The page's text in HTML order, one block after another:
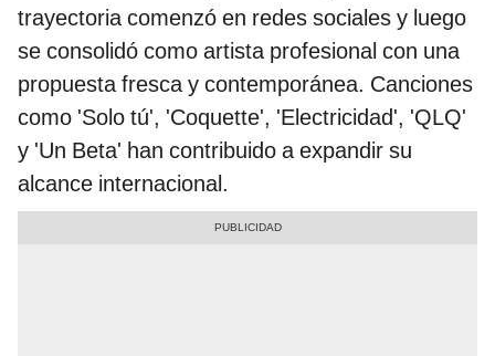
trayectoria comenzó en redes sociales y luego
se consolidó como artista profesional con una
propuesta fresca y contemporánea. Canciones
como 'Solo tú', 'Coquette', 'Electricidad', 'QLQ'
y 'Un Beta' han contribuido a expandir su
alcance internacional.